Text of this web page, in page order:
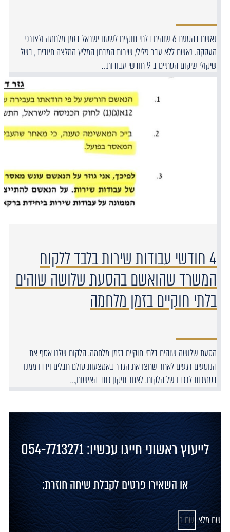
נאשם בהסעת 6 שוהים בלתי חוקיים לשטח ישראל בזמן מלחמה ולצורכי
העסקה. נאשם ללא עבר פלילי, שירות המבחן המליץ המלצה חיובית , בשל
שיקולי שיקום הסתיים ב 9 חודשי עבודות…
4 חודשי עבודות שירות בלבד ללקוח
המשרד שהואשם בהסעת שלושה שוהים
בלתי חוקיים בזמן מלחמה
הסעת שלושה שוהים בלתי חוקיים בזמן מלחמה. הלקוח שלנו אסף את
הנוסעים רגעים לאחר שחצו את הגדר באמצעות סולם חבלים וירדו ממנו
בסמיכות לרכבו של הלקוח. לאחר תיקון כתב האישום,…
לייעוץ ראשוני חייגו עכשיו: 054-7713271
או השאירו פרטים לקבלת שיחה חוזרת:
שם מלא